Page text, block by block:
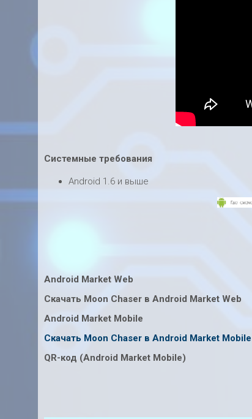
Системные требования
Android 1.6 и выше
Android Market Web
Скачать Moon Chaser в Android Market Web
Android Market Mobile
Скачать Moon Chaser в Android Market Mobile
QR-код (Android Market Mobile)